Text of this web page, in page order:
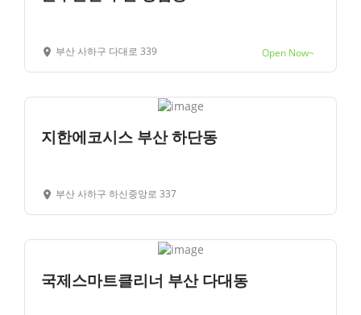
부산 사하구 다대로 339 Open Now~
지한에코시스 부산 하단동
부산 사하구 하신중앙로 337
국제스마트클리너 부산 다대동